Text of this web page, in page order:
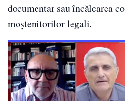
documentar sau încălcarea
moștenitorilor legali.